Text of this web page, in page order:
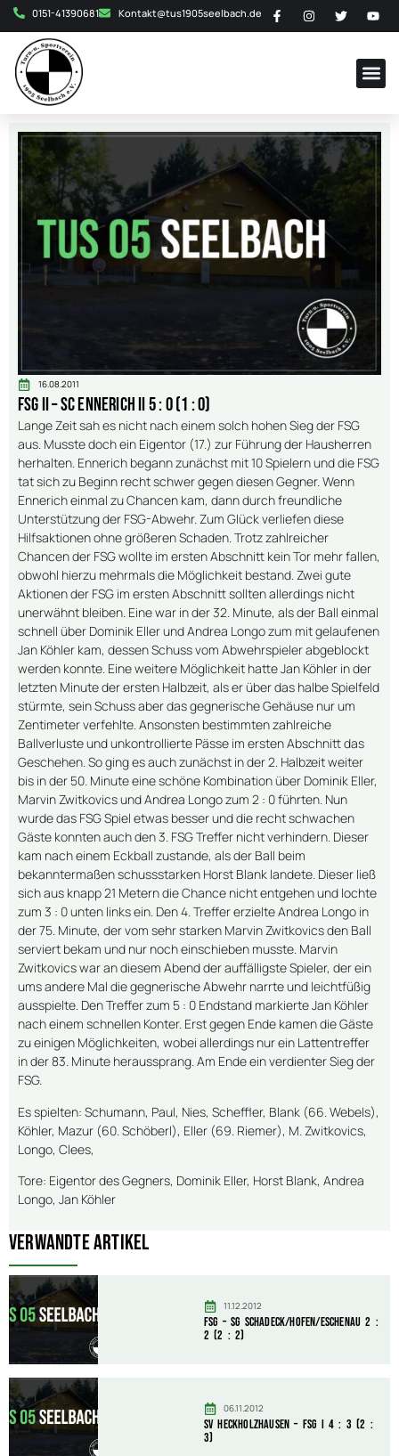
0151-41390681 Kontakt@tus1905seelbach.de
16.08.2011
FSG II – SC Ennerich II 5 : 0 (1 : 0)
Lange Zeit sah es nicht nach einem solch hohen Sieg der FSG
aus. Musste doch ein Eigentor (17.) zur Führung der Hausherren
herhalten. Ennerich begann zunächst mit 10 Spielern und die FSG
tat sich zu Beginn recht schwer gegen diesen Gegner. Wenn
Ennerich einmal zu Chancen kam, dann durch freundliche
Unterstützung der FSG-Abwehr. Zum Glück verliefen diese
Hilfsaktionen ohne größeren Schaden. Trotz zahlreicher
Chancen der FSG wollte im ersten Abschnitt kein Tor mehr fallen,
obwohl hierzu mehrmals die Möglichkeit bestand. Zwei gute
Aktionen der FSG im ersten Abschnitt sollten allerdings nicht
unerwähnt bleiben. Eine war in der 32. Minute, als der Ball einmal
schnell über Dominik Eller und Andrea Longo zum mit gelaufenen
Jan Köhler kam, dessen Schuss vom Abwehrspieler abgeblockt
werden konnte. Eine weitere Möglichkeit hatte Jan Köhler in der
letzten Minute der ersten Halbzeit, als er über das halbe Spielfeld
stürmte, sein Schuss aber das gegnerische Gehäuse nur um
Zentimeter verfehlte. Ansonsten bestimmten zahlreiche
Ballverluste und unkontrollierte Pässe im ersten Abschnitt das
Geschehen. So ging es auch zunächst in der 2. Halbzeit weiter
bis in der 50. Minute eine schöne Kombination über Dominik Eller,
Marvin Zwitkovics und Andrea Longo zum 2 : 0 führten. Nun
wurde das FSG Spiel etwas besser und die recht schwachen
Gäste konnten auch den 3. FSG Treffer nicht verhindern. Dieser
kam nach einem Eckball zustande, als der Ball beim
bekanntermaßen schussstarken Horst Blank landete. Dieser ließ
sich aus knapp 21 Metern die Chance nicht entgehen und lochte
zum 3 : 0 unten links ein. Den 4. Treffer erzielte Andrea Longo in
der 75. Minute, der vom sehr starken Marvin Zwitkovics den Ball
serviert bekam und nur noch einschieben musste. Marvin
Zwitkovics war an diesem Abend der auffälligste Spieler, der ein
ums andere Mal die gegnerische Abwehr narrte und leichtfüßig
ausspielte. Den Treffer zum 5 : 0 Endstand markierte Jan Köhler
nach einem schnellen Konter. Erst gegen Ende kamen die Gäste
zu einigen Möglichkeiten, wobei allerdings nur ein Lattentreffer
in der 83. Minute heraussprang. Am Ende ein verdienter Sieg der
FSG.
Es spielten: Schumann, Paul, Nies, Scheffler, Blank (66. Webels),
Köhler, Mazur (60. Schöberl), Eller (69. Riemer), M. Zwitkovics,
Longo, Clees,
Tore: Eigentor des Gegners, Dominik Eller, Horst Blank, Andrea
Longo, Jan Köhler
Verwandte Artikel
11.12.2012
FSG – SG Schadeck/Hofen/Eschenau 2 :
2 (2 : 2)
06.11.2012
SV Heckholzhausen – FSG I 4 : 3 (2 :
3)